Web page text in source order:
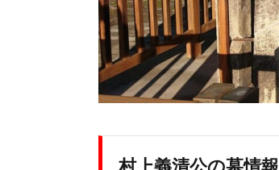
村上義清公の墓情報